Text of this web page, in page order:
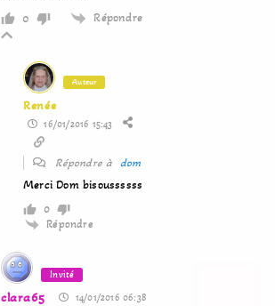
0 Répondre
Auteur
Renée
16/01/2016 15:43
Répondre à dom
Merci Dom bisoussssss
0
Répondre
Invité
clara65 14/01/2016 06:38